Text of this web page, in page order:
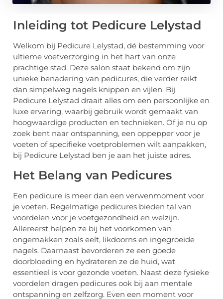
Inleiding tot Pedicure Lelystad
Welkom bij Pedicure Lelystad, dé bestemming voor
ultieme voetverzorging in het hart van onze
prachtige stad. Deze salon staat bekend om zijn
unieke benadering van pedicures, die verder reikt
dan simpelweg nagels knippen en vijlen. Bij
Pedicure Lelystad draait alles om een persoonlijke en
luxe ervaring, waarbij gebruik wordt gemaakt van
hoogwaardige producten en technieken. Of je nu op
zoek bent naar ontspanning, een oppepper voor je
voeten of specifieke voetproblemen wilt aanpakken,
bij Pedicure Lelystad ben je aan het juiste adres.
Het Belang van Pedicures
Een pedicure is meer dan een verwenmoment voor
je voeten. Regelmatige pedicures bieden tal van
voordelen voor je voetgezondheid en welzijn.
Allereerst helpen ze bij het voorkomen van
ongemakken zoals eelt, likdoorns en ingegroeide
nagels. Daarnaast bevorderen ze een goede
doorbloeding en hydrateren ze de huid, wat
essentieel is voor gezonde voeten. Naast deze fysieke
voordelen dragen pedicures ook bij aan mentale
ontspanning en zelfzorg. Even een moment voor